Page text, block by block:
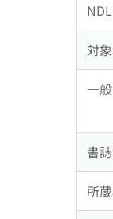
対
一
書
所